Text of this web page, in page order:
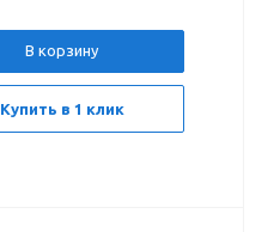
В корзину
Купить в 1 клик